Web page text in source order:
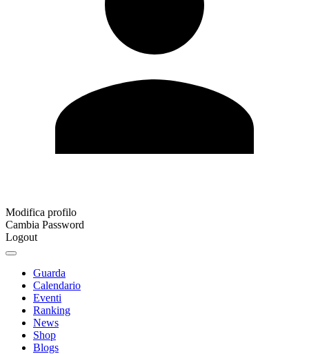
Modifica profilo
Cambia Password
Logout
Guarda
Calendario
Eventi
Ranking
News
Shop
Blogs